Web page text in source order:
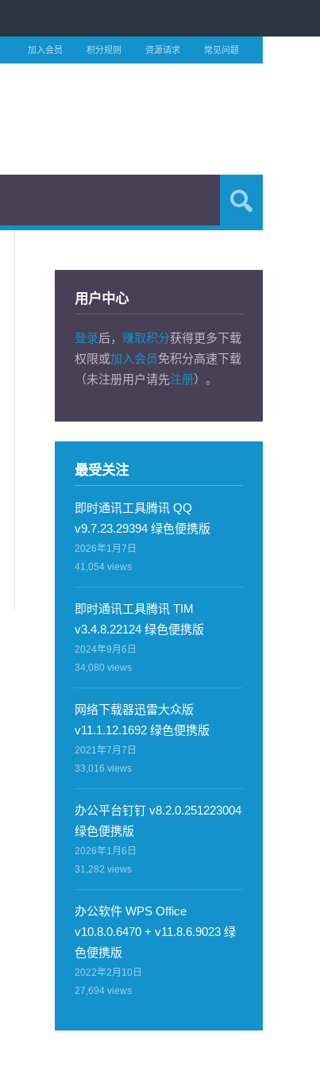
加入会员 积分规则 资源请求 常见问题
用户中心
登录后， 赚取积分获得更多下载
权限或加入会员免积分高速下载
（未注册用户请先注册）。
最受关注
即时通讯工具腾讯 QQ
v9.7.23.29394 绿色便携版
2026年1月7日
41,054 views
即时通讯工具腾讯 TIM
v3.4.8.22124 绿色便携版
2024年9月6日
34,080 views
网络下载器迅雷大众版
v11.1.12.1692 绿色便携版
2021年7月7日
33,016 views
办公平台钉钉 v8.2.0.251223004
绿色便携版
2026年1月6日
31,282 views
办公软件 WPS Office
v10.8.0.6470 + v11.8.6.9023 绿
色便携版
2022年2月10日
27,694 views